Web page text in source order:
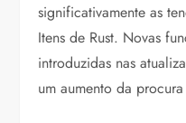
significativamente as
Itens de Rust. Novas
introduzidas nas
um aumento da